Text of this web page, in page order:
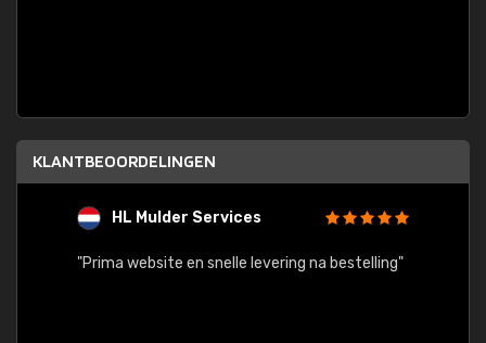
KLANTBEOORDELINGEN
HL Mulder Services
"Prima website en snelle levering na bestelling"